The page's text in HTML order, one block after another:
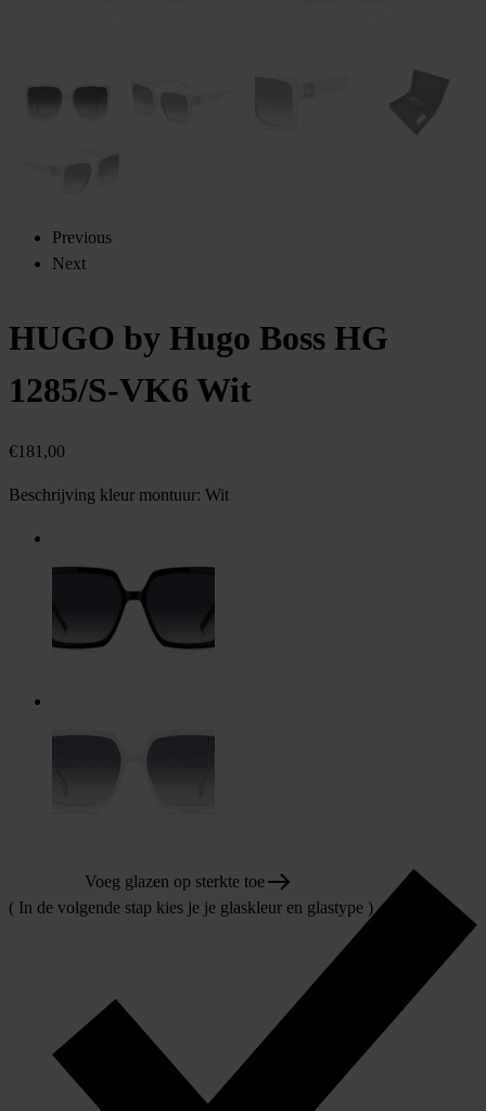
Previous
Next
HUGO by Hugo Boss HG
1285/S-VK6 Wit
€181,00
Beschrijving kleur montuur: Wit
Voeg glazen op sterkte toe
( In de volgende stap kies je je glaskleur en glastype )